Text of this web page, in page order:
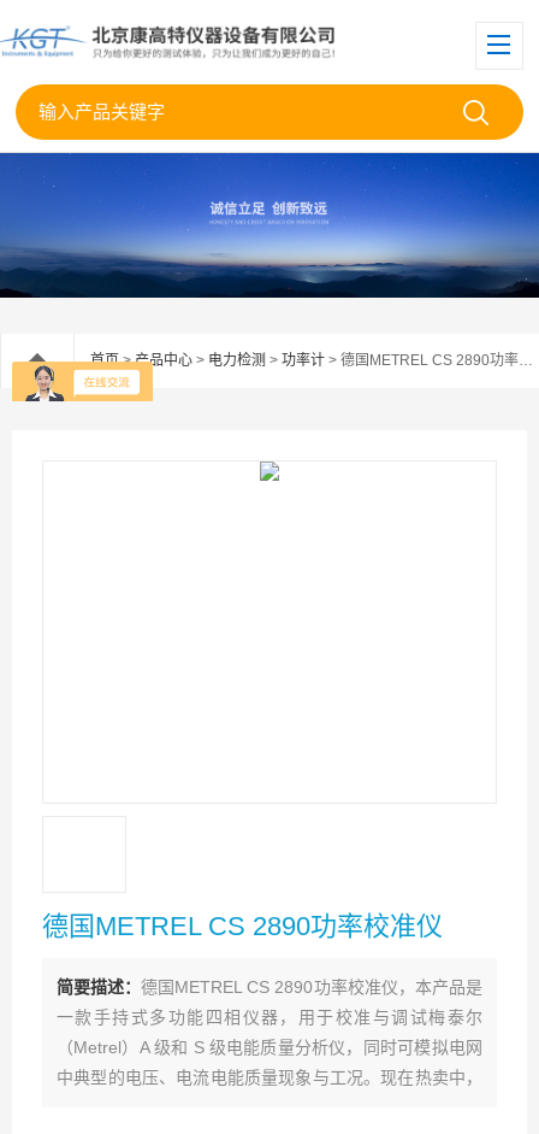
首页>产品中心 > 电力检测 > 功率计 > 德国METREL CS 2890功率校准仪
德国METREL CS 2890功率校准仪
简要描述：德国METREL CS 2890功率校准仪，本产品是
一款手持式多功能四相仪器，用于校准与调试梅泰尔
（Metrel）A 级和 S 级电能质量分析仪，同时可模拟电网
中典型的电压、电流电能质量现象与工况。现在热卖中，